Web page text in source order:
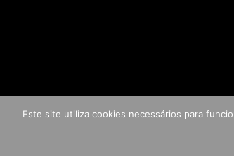
Este site utiliza cookies necessários para